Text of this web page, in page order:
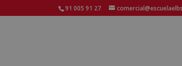
91 005 91 27